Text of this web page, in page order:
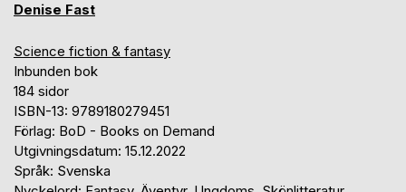
Denise Fast
Science fiction & fantasy
Inbunden bok
184 sidor
ISBN-13: 9789180279451
Förlag: BoD - Books on Demand
Utgivningsdatum: 15.12.2022
Språk: Svenska